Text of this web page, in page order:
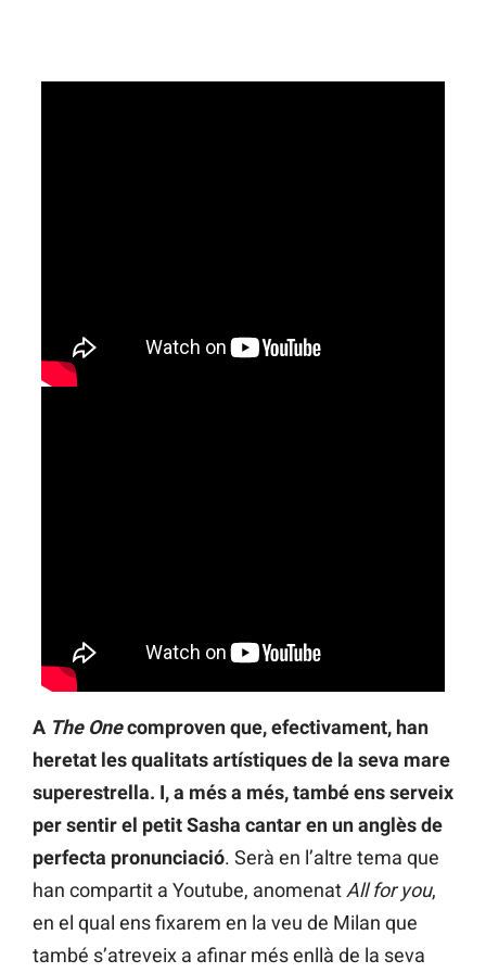
A The Onecomproven que, efectivament, han
heretat les qualitats artístiques de la seva mare
superestrella. I, a més a més, també ens serveix
per sentir el petit Sasha cantar en un anglès de
perfecta pronunciació. Serà en l’altre tema que
han compartit a Youtube, anomenat All for you,
en el qual ens fixarem en la veu de Milan que
també s’atreveix a afinar més enllà de la seva